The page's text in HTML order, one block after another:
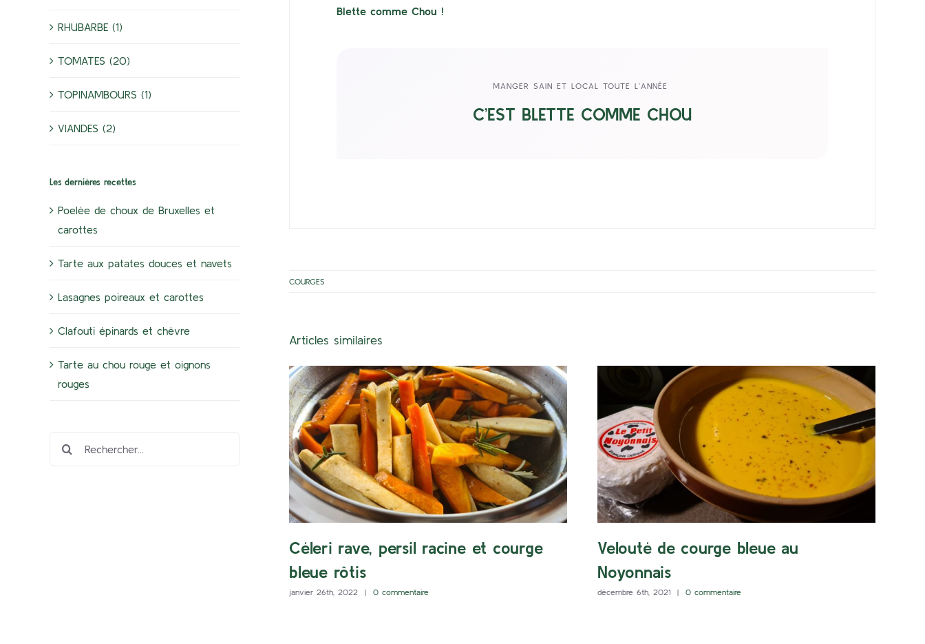
Blette comme Chou !
MANGER SAIN ET LOCAL TOUTE L’ANNÉE
C’EST BLETTE COMME CHOU
COURGES
Articles similaires
Céleri rave, persil racine et courge
bleue rôtis
janvier 26th, 2022 | 0 commentaire
Velouté de courge bleue au
Noyonnais
décembre 6th, 2021 | 0 commentaire
RHUBARBE (1)
TOMATES (20)
TOPINAMBOURS (1)
VIANDES (2)
Les dernières recettes
Poelée de choux de Bruxelles et
carottes
Tarte aux patates douces et navets
Lasagnes poireaux et carottes
Clafouti épinards et chèvre
Tarte au chou rouge et oignons
rouges